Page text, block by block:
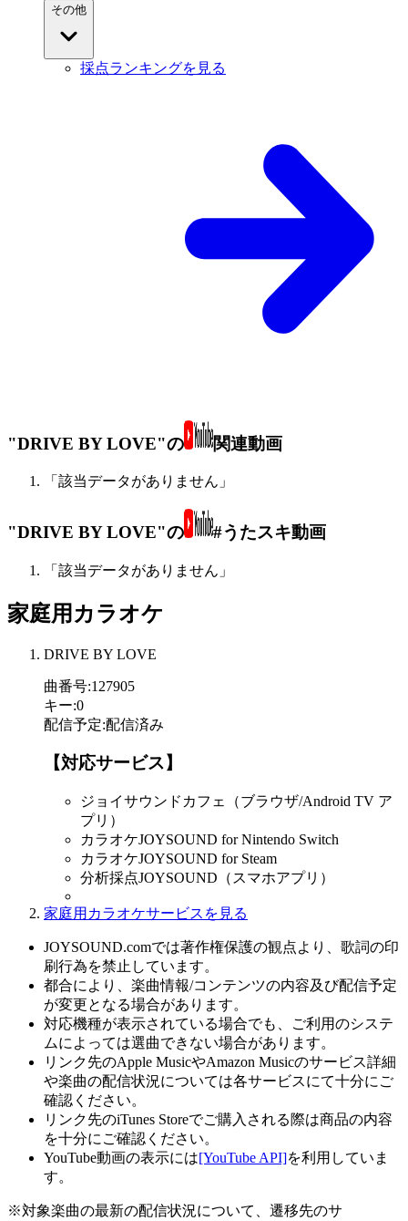
その他
採点ランキングを見る
"DRIVE BY LOVE"の 関連動画
「該当データがありません」
"DRIVE BY LOVE"の #うたスキ動画
「該当データがありません」
家庭用カラオケ
DRIVE BY LOVE
曲番号:127905
キー:0
配信予定:配信済み
【対応サービス】
ジョイサウンドカフェ（ブラウザ/Android TV ア
プリ）
カラオケJOYSOUND for Nintendo Switch
カラオケJOYSOUND for Steam
分析採点JOYSOUND（スマホアプリ）
家庭用カラオケサービスを見る
JOYSOUND.comでは著作権保護の観点より、歌詞の印
刷行為を禁止しています。
都合により、楽曲情報/コンテンツの内容及び配信予定
が変更となる場合があります。
対応機種が表示されている場合でも、ご利用のシステ
ムによっては選曲できない場合があります。
リンク先のApple MusicやAmazon Musicのサービス詳細
や楽曲の配信状況については各サービスにて十分にご
確認ください。
リンク先のiTunes Storeでご購入される際は商品の内容
を十分にご確認ください。
YouTube動画の表示には[YouTube API]を利用していま
す。
※対象楽曲の最新の配信状況について、遷移先のサ